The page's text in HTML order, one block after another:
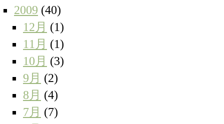
2009 (40)
12月 (1)
11月 (1)
10月 (3)
9月 (2)
8月 (4)
7月 (7)